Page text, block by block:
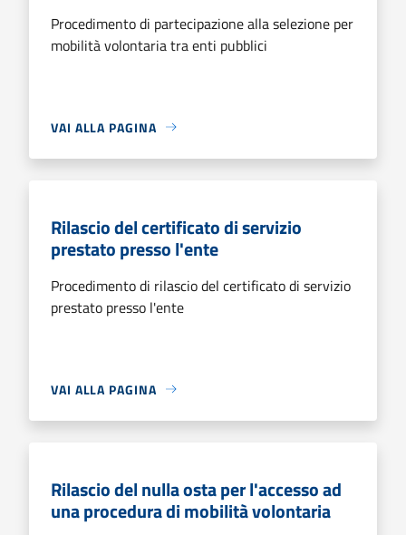
Procedimento di partecipazione alla selezione per
mobilità volontaria tra enti pubblici
VAI ALLA PAGINA
Rilascio del certificato di servizio
prestato presso l'ente
Procedimento di rilascio del certificato di servizio
prestato presso l'ente
VAI ALLA PAGINA
Rilascio del nulla osta per l'accesso ad
una procedura di mobilità volontaria